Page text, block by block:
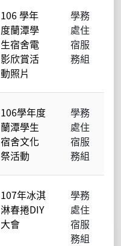
106 學年
度蘭潭學
生宿舍電
影欣賞活
動照片
學務
處住
宿服
務組
106學年度
蘭潭學生
宿舍文化
祭活動
學務
處住
宿服
務組
107年冰淇
淋春捲DIY
大會
學務
處住
宿服
務組